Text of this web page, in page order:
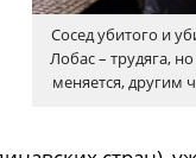
Сосед убитого и
Лобас – трудяга,
меняется, другим